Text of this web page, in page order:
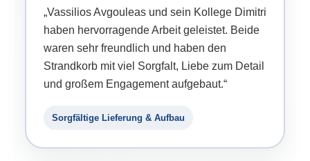
„Vassilios Avgouleas und sein Kollege Dimitri
haben hervorragende Arbeit geleistet. Beide
waren sehr freundlich und haben den
Strandkorb mit viel Sorgfalt, Liebe zum Detail
und großem Engagement aufgebaut.“
Sorgfältige Lieferung & Aufbau